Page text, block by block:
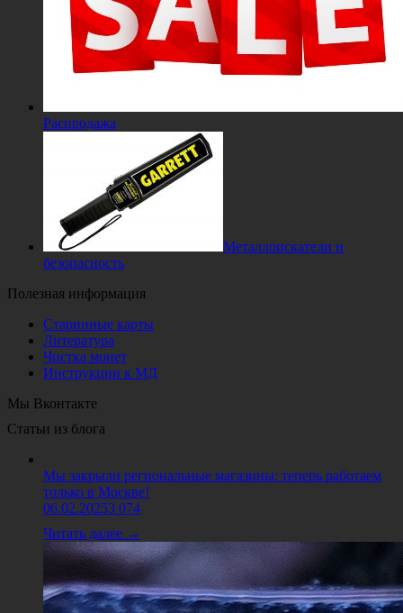
Распродажа
Металлоискатели и
безопасность
Полезная информация
Старинные карты
Литература
Чистка монет
Инструкции к МД
Мы Вконтакте
Статьи из блога
Мы закрыли региональные магазины: теперь работаем
только в Москве!
06.02.20253 074
Читать далее →